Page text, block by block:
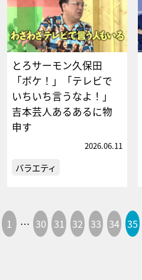
とろサーモン久保田
「ボケ！」「テレビで
いちいち言うなよ！」
吉本芸人あるあるに物
申す
2026.06.11
バラエティ
1 … 30 31 32 33 34 35